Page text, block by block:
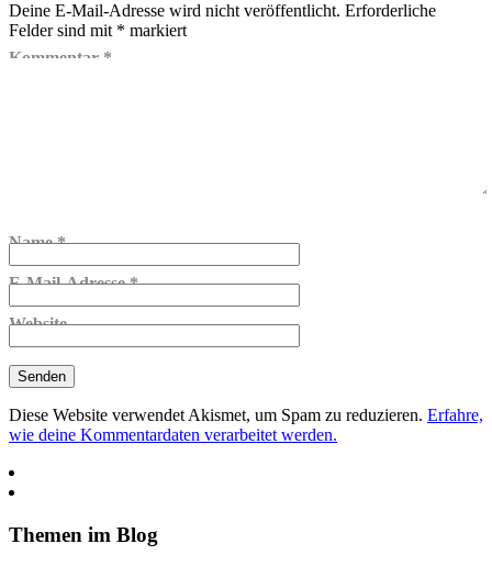
Deine E-Mail-Adresse wird nicht veröffentlicht. Erforderliche
Felder sind mit * markiert
Kommentar *
Name*
E-Mail-Adresse*
Website
Diese Website verwendet Akismet, um Spam zu reduzieren. Erfahre,
wie deine Kommentardaten verarbeitet werden.
Themen im Blog